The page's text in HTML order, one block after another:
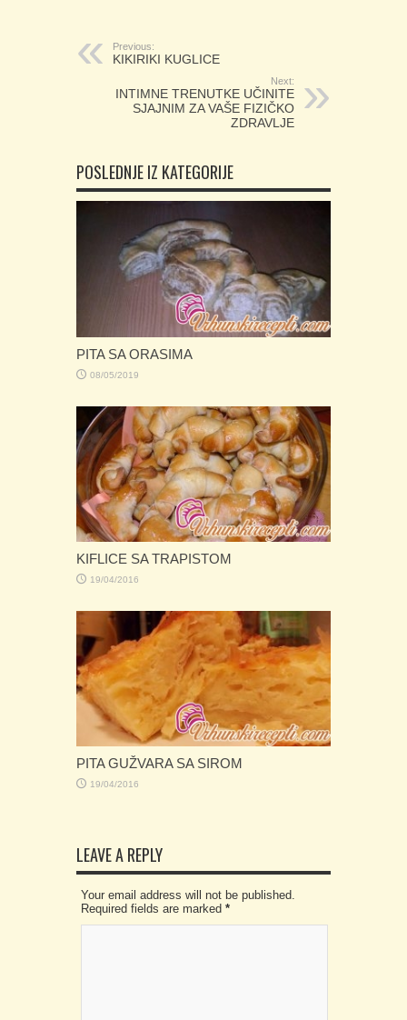
Previous:
KIKIRIKI KUGLICE
Next:
INTIMNE TRENUTKE UČINITE
SJAJNIM ZA VAŠE FIZIČKO
ZDRAVLJE
POSLEDNJE IZ KATEGORIJE
PITA SA ORASIMA
08/05/2019
KIFLICE SA TRAPISTOM
19/04/2016
PITA GUŽVARA SA SIROM
19/04/2016
LEAVE A REPLY
Your email address will not be published.
Required fields are marked *